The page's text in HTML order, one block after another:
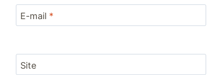
E-mail *
Site